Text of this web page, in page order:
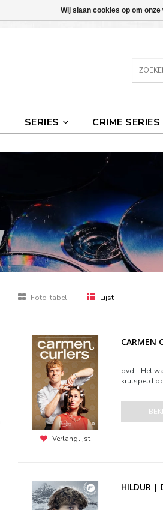
SERIES CRIME SERIES
Foto-tabel Lijst
Verlanglijst
CARMEN
dvd - Het
krulspeld
HILDUR |
Wij slaan cookies op om